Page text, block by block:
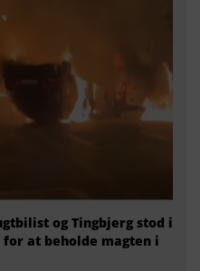
og Tingbjerg stod i
at beholde magten i